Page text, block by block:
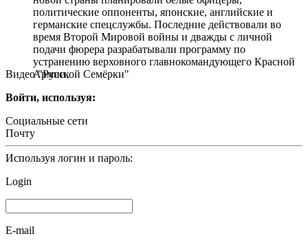
Видео "Русской Семёрки"
политические оппоненты, японские, английские и
германские спецслужбы. Последние действовали во
время Второй Мировой войны и дважды с личной
подачи фюрера разрабатывали программу по
устранению верховного главнокомандующего Красной
Армии.
Войти, используя:
Социальные сети
Почту
Используя логин и пароль:
Login
E-mail